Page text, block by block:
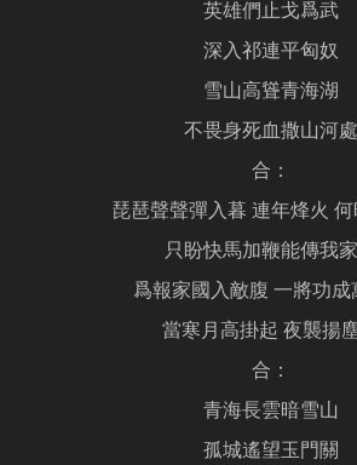
英雄們止戈爲武
深入祁連平匈奴
雪山高聳青海湖
不畏身死血撒山河處
合：
琵琶聲聲彈入暮 連年烽火
只盼快馬加鞭能傳我
爲報家國入敵腹 一將功成
當寒月高掛起 夜襲揚
合：
青海長雲暗雪山
孤城遙望玉門關